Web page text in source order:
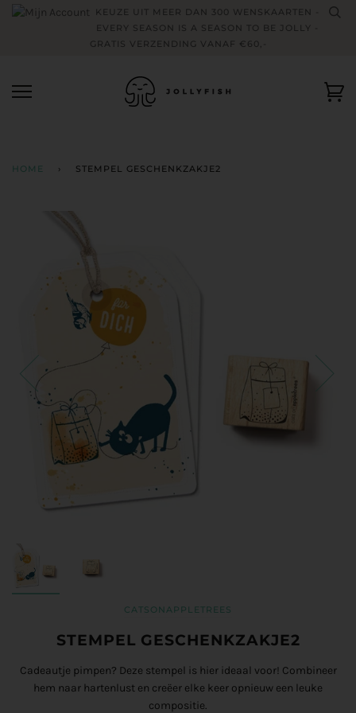
KEUZE UIT MEER DAN 300 WENSKAARTEN -
EVERY SEASON IS A SEASON TO BE JOLLY -
GRATIS VERZENDING VANAF €60,-
HOME › STEMPEL GESCHENKZAKJE2
CATSONAPPLETREES
STEMPEL GESCHENKZAKJE2
Cadeautje pimpen? Deze stempel is hier ideaal voor! Combineer
hem naar hartenlust en creëer elke keer opnieuw een leuke
compositie.